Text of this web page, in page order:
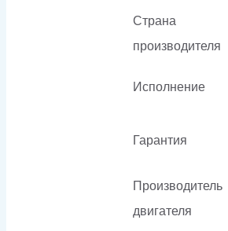
Страна
производителя
Исполнение
Гарантия
Производитель
двигателя